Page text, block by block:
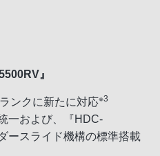
』
ンクに新たに対応※3
一および、『HDC-
ースライド機構の標準搭載